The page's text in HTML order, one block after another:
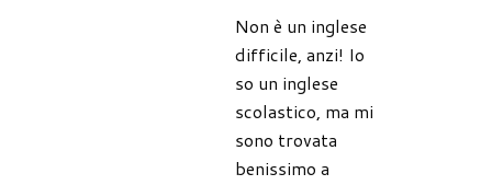
Non è un inglese
difficile, anzi! Io
so un inglese
scolastico, ma mi
sono trovata
benissimo a